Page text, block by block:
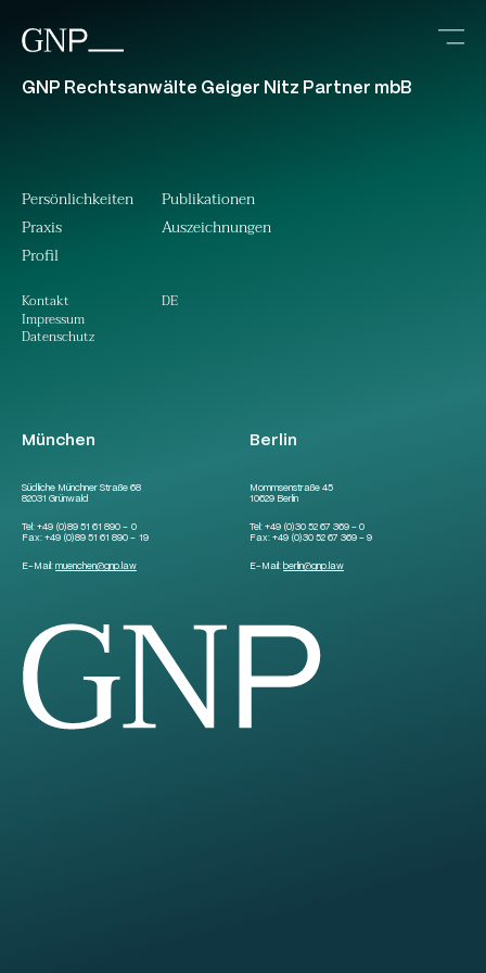
GNP Rechtsanwälte Geiger Nitz Partner mbB
München
Südliche Münchner Straße 68
82031 Grünwald
Tel:+49 (0)89 51 61 890 – 0
Fax:+49 (0)89 51 61 890 – 19
E-Mail:muenchen@gnp.law
Berlin
Mommsenstraße 45
10629 Berlin
Tel: +49 (0)30 52 67 369 – 0
Fax: +49 (0)30 52 67 369 – 9
E-Mail: berlin@gnp.law
Persönlichkeiten
Praxis
Profil
Kontakt
Impressum
Datenschutz
Publikationen
Auszeichnungen
DE